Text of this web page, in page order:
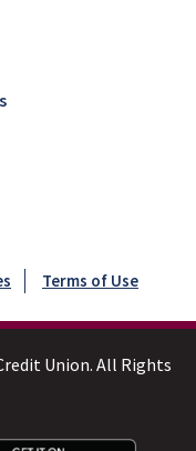
Terms of Use
Union. All Rights